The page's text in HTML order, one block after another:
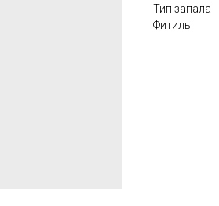
Тип запала
Фитиль